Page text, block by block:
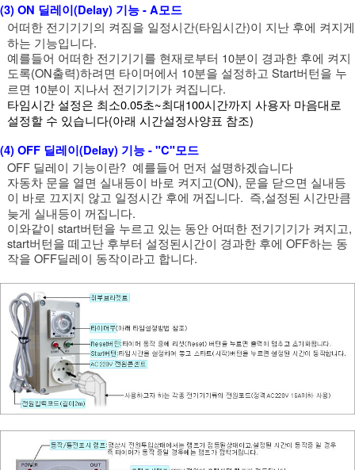
(3) ON 딜레이(Delay) 기능 - A모드
어떠한 전기기기의 켜짐을 일정시간(타임시간)이 지난 후에 켜지게
하는 기능입니다.
예를들어 어떠한 전기기기를 현재로부터 10분이 경과한 후에 켜지
도록(ON출력)하려면 타이머에서 10분을 설정하고 Start버턴을 누
르면 10분이 지나서 전기기기가 켜집니다.
타임시간 설정은 최소0.05초~최대100시간까지 사용자 마음대로
설정할 수 있습니다(아래 시간설정사양표 참조)
(4) OFF 딜레이(Delay) 기능 - "C"모드
OFF 딜레이 기능이란? 예를들어 먼저 설명하겠습니다
자동차 문을 열면 실내등이 바로 켜지고(ON), 문을 닫으면 실내등
이 바로 끄지지 않고 일정시간 후에 꺼집니다. 즉,설정된 시간만큼
늦게 실내등이 꺼집니다.
이와같이 start버턴을 누르고 있는 동안 어떠한 전기기기가 켜지고,
start버턴을 떼고난 후부터 설정된시간이 경과한 후에 OFF하는 동
작을 OFF딜레이 동작이라고 합니다.